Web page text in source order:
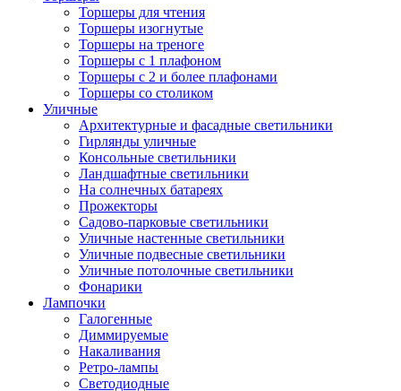
Торшеры для чтения
Торшеры изогнутые
Торшеры на треноге
Торшеры с 1 плафоном
Торшеры с 2 и более плафонами
Торшеры со столиком
Уличные
Архитектурные и фасадные светильники
Гирлянды уличные
Консольные светильники
Ландшафтные светильники
На солнечных батареях
Прожекторы
Садово-парковые светильники
Уличные настенные светильники
Уличные подвесные светильники
Уличные потолочные светильники
Фонарики
Лампочки
Галогенные
Диммируемые
Накаливания
Ретро-лампы
Светодиодные